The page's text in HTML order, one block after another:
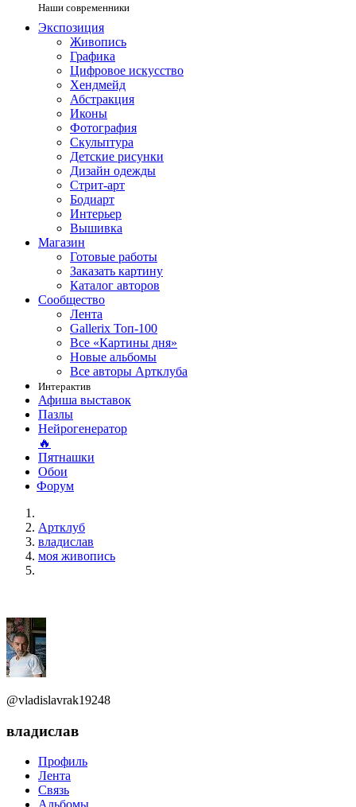
Наши современники
Экспозиция
Живопись
Графика
Цифровое искусство
Хендмейд
Абстракция
Иконы
Фотография
Скульптура
Детские рисунки
Дизайн одежды
Стрит-арт
Бодиарт
Интерьер
Вышивка
Магазин
Готовые работы
Заказать картину
Каталог авторов
Сообщество
Лента
Gallerix Топ-100
Все «Картины дня»
Новые альбомы
Все авторы Артклуба
Интерактив
Афиша выставок
Пазлы
Нейрогенератор
🔥
Пятнашки
Обои
Форум
Артклуб
владислав
моя живопись
@vladislavrak19248
владислав
Профиль
Лента
Связь